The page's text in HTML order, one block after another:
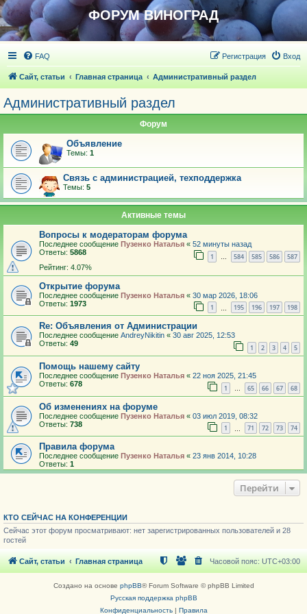
ФОРУМ ВИНОГРАД
FAQ Вход
Регистрация
Сайт, статьи Главная страница Административный раздел
Административный раздел
Форум
Объявление
Темы: 1
Связь с администрацией, техподдержка
Темы: 5
Активные темы
Вопросы к модераторам форума
Последнее сообщение Пузенко Наталья « 52 минуты назад
Ответы: 5868 1 … 584 585 586 587
Рейтинг: 4.07%
Открытие форума
Последнее сообщение Пузенко Наталья « 30 мар 2026, 18:06
Ответы: 1973 1 195 196 197 198
Re: Объявления от Администрации
Последнее сообщение AndreyNikitin « 30 авг 2025, 12:53
Ответы: 49 1 2 3 4 5
Помощь нашему сайту
Последнее сообщение Пузенко Наталья « 22 ноя 2025, 21:45
Ответы: 678 1 … 65 66 67 68
Об изменениях на форуме
Последнее сообщение Пузенко Наталья « 03 июл 2019, 08:32
Ответы: 738 1 71 72 73 74
Правила форума
Последнее сообщение Пузенко Наталья « 23 янв 2014, 10:28
Ответы: 1
Перейти
КТО СЕЙЧАС НА КОНФЕРЕНЦИИ
Сейчас этот форум просматривают: нет зарегистрированных пользователей и 28
гостей
Сайт, статьи Главная страница Часовой пояс: UTC+03:00
Создано на основе phpBB® Forum Software © phpBB Limited
Русская поддержка phpBB
Конфиденциальность| Правила